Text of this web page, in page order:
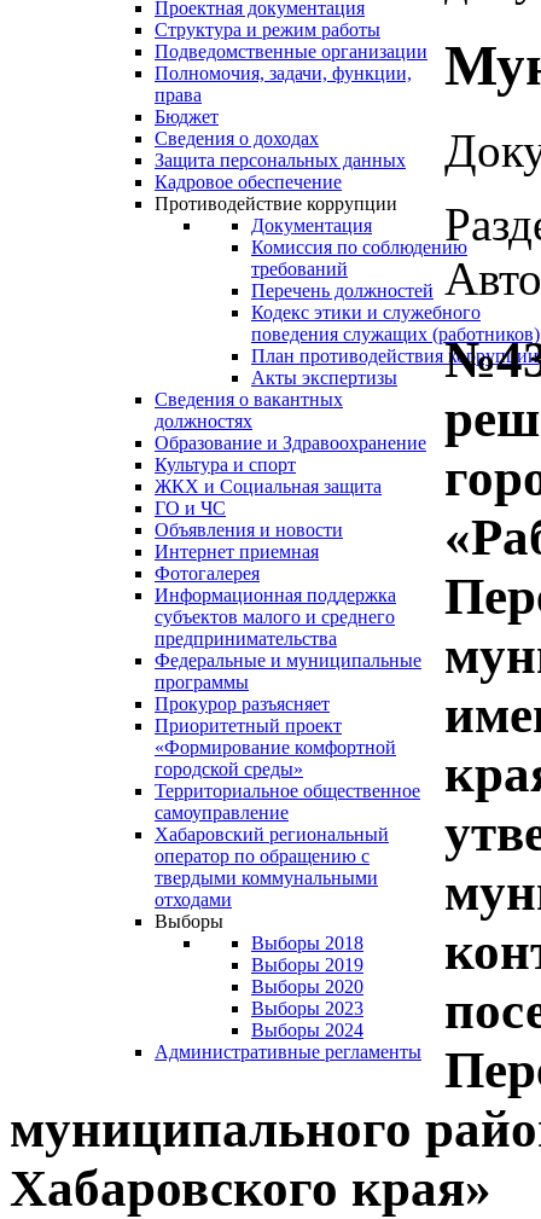
Проектная документация
Структура и режим работы
Подведомственные организации
Полномочия, задачи, функции,
права
Бюджет
Сведения о доходах
Защита персональных данных
Кадровое обеспечение
Противодействие коррупции
Документация
Комиссия по соблюдению
требований
Перечень должностей
Кодекс этики и служебного
поведения служащих (работников)
План противодействия коррупции
Акты экспертизы
Сведения о вакантных
должностях
Образование и Здравоохранение
Культура и спорт
ЖКХ и Социальная защита
ГО и ЧС
Объявления и новости
Интернет приемная
Фотогалерея
Информационная поддержка
субъектов малого и среднего
предпринимательства
Федеральные и муниципальные
программы
Прокурор разъясняет
Приоритетный проект
«Формирование комфортной
городской среды»
Территориальное общественное
самоуправление
Хабаровский региональный
оператор по обращению с
твердыми коммунальными
отходами
Выборы
Выборы 2018
Выборы 2019
Выборы 2020
Выборы 2023
Выборы 2024
Административные регламенты
муниципального
Хабаровского края»